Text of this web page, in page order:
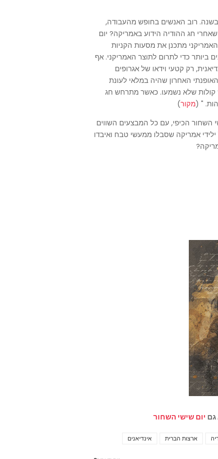
בשנה. רוב האנשים בחופש מהעבודה,
חג ההודיה הידוע באמריקה? יום
מתכנן את מסעות הקניות
ביותר כדי לתרום לתוצר האמריקני. אף
רק קטעי וידאו של אגרופים
על הצעצוע האופנתי האחרון שהיה במלאי לעונת
קולות שלא נשמעו. כאשר מתרחש חג
" (מקור)
השחור הכיפי, עם כל המבצעים השווים
אמריקה שסבלו ממעשי טבח ואיבדו
גם יום שישי השחור
אינדיאנים ארצות הברית